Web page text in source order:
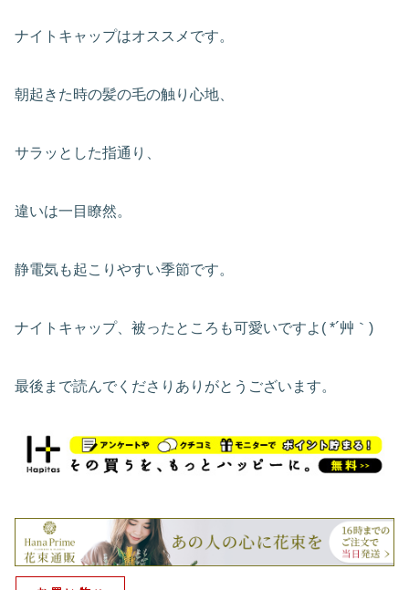
ナイトキャップはオススメです。
朝起きた時の髪の毛の触り心地、
サラッとした指通り、
違いは一目瞭然。
静電気も起こりやすい季節です。
ナイトキャップ、被ったところも可愛いですよ( *´艸｀)
最後まで読んでくださりありがとうございます。